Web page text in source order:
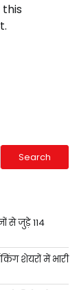
this
Search
से जुड़े 114
शेयरों में भारी